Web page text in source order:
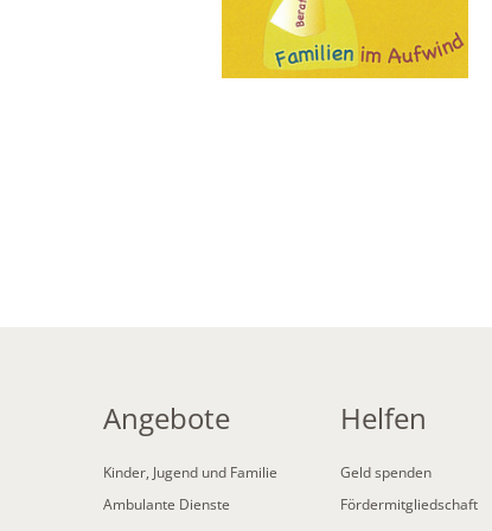
Angebote
Kinder, Jugend und Familie
Ambulante Dienste
Helfen
Geld spenden
Fördermitgliedschaft